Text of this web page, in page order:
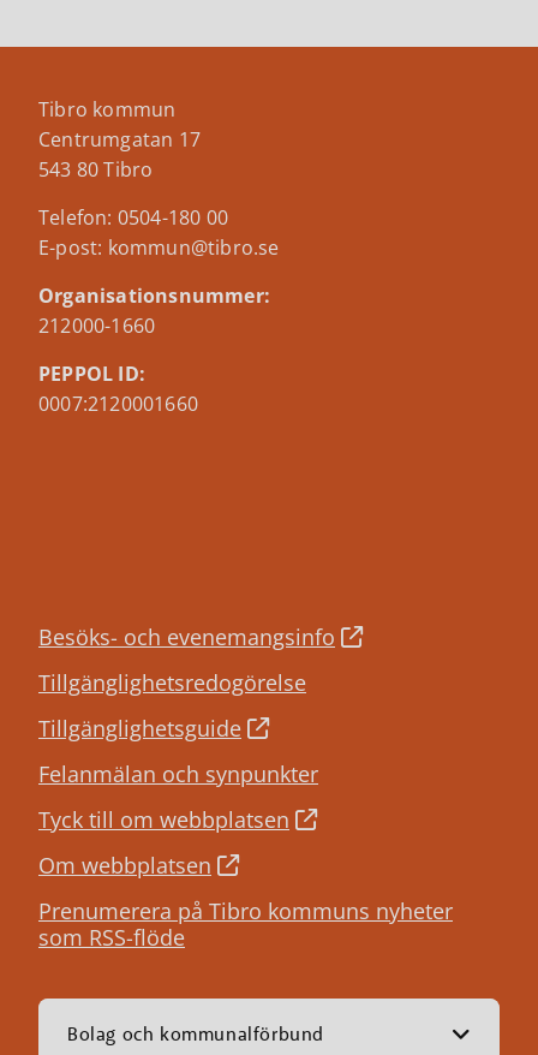
Tibro kommun
Centrumgatan 17
543 80 Tibro
Telefon: 0504-180 00
E-post: kommun@tibro.se
Organisationsnummer:
212000-1660
PEPPOL ID:
0007:2120001660
Besöks- och evenemangsinfo
Tillgänglighetsredogörelse
Tillgänglighetsguide
Felanmälan och synpunkter
Tyck till om webbplatsen
Om webbplatsen
Prenumerera på Tibro kommuns nyheter
som RSS-flöde
Bolag och kommunalförbund